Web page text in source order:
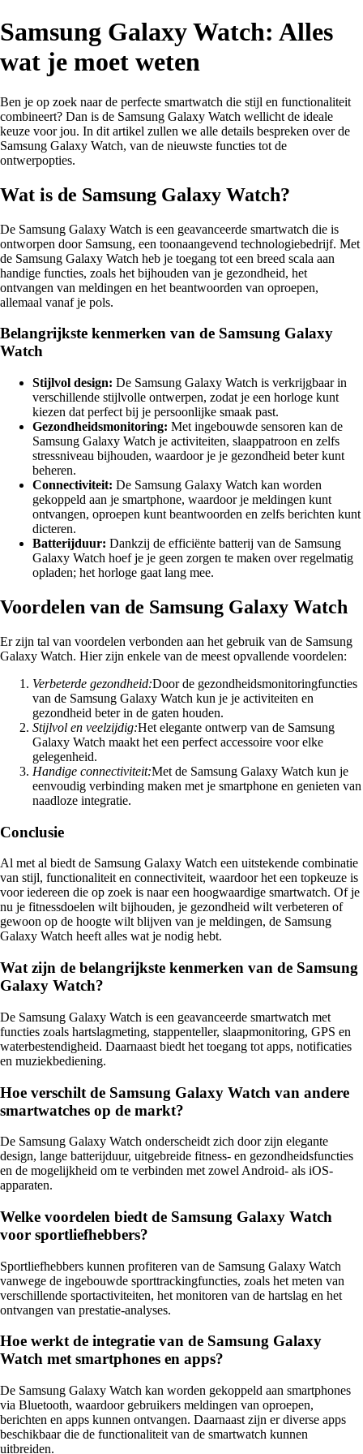
Samsung Galaxy Watch: Alles
wat je moet weten
Ben je op zoek naar de perfecte smartwatch die stijl en functionaliteit
combineert? Dan is de Samsung Galaxy Watch wellicht de ideale
keuze voor jou. In dit artikel zullen we alle details bespreken over de
Samsung Galaxy Watch, van de nieuwste functies tot de
ontwerpopties.
Wat is de Samsung Galaxy Watch?
De Samsung Galaxy Watch is een geavanceerde smartwatch die is
ontworpen door Samsung, een toonaangevend technologiebedrijf. Met
de Samsung Galaxy Watch heb je toegang tot een breed scala aan
handige functies, zoals het bijhouden van je gezondheid, het
ontvangen van meldingen en het beantwoorden van oproepen,
allemaal vanaf je pols.
Belangrijkste kenmerken van de Samsung Galaxy
Watch
Stijlvol design: De Samsung Galaxy Watch is verkrijgbaar in
verschillende stijlvolle ontwerpen, zodat je een horloge kunt
kiezen dat perfect bij je persoonlijke smaak past.
Gezondheidsmonitoring: Met ingebouwde sensoren kan de
Samsung Galaxy Watch je activiteiten, slaappatroon en zelfs
stressniveau bijhouden, waardoor je je gezondheid beter kunt
beheren.
Connectiviteit: De Samsung Galaxy Watch kan worden
gekoppeld aan je smartphone, waardoor je meldingen kunt
ontvangen, oproepen kunt beantwoorden en zelfs berichten kunt
dicteren.
Batterijduur: Dankzij de efficiënte batterij van de Samsung
Galaxy Watch hoef je je geen zorgen te maken over regelmatig
opladen; het horloge gaat lang mee.
Voordelen van de Samsung Galaxy Watch
Er zijn tal van voordelen verbonden aan het gebruik van de Samsung
Galaxy Watch. Hier zijn enkele van de meest opvallende voordelen:
Verbeterde gezondheid:Door de gezondheidsmonitoringfuncties
van de Samsung Galaxy Watch kun je je activiteiten en
gezondheid beter in de gaten houden.
Stijlvol en veelzijdig:Het elegante ontwerp van de Samsung
Galaxy Watch maakt het een perfect accessoire voor elke
gelegenheid.
Handige connectiviteit:Met de Samsung Galaxy Watch kun je
eenvoudig verbinding maken met je smartphone en genieten van
naadloze integratie.
Conclusie
Al met al biedt de Samsung Galaxy Watch een uitstekende combinatie
van stijl, functionaliteit en connectiviteit, waardoor het een topkeuze is
voor iedereen die op zoek is naar een hoogwaardige smartwatch. Of je
nu je fitnessdoelen wilt bijhouden, je gezondheid wilt verbeteren of
gewoon op de hoogte wilt blijven van je meldingen, de Samsung
Galaxy Watch heeft alles wat je nodig hebt.
Wat zijn de belangrijkste kenmerken van de Samsung
Galaxy Watch?
De Samsung Galaxy Watch is een geavanceerde smartwatch met
functies zoals hartslagmeting, stappenteller, slaapmonitoring, GPS en
waterbestendigheid. Daarnaast biedt het toegang tot apps, notificaties
en muziekbediening.
Hoe verschilt de Samsung Galaxy Watch van andere
smartwatches op de markt?
De Samsung Galaxy Watch onderscheidt zich door zijn elegante
design, lange batterijduur, uitgebreide fitness- en gezondheidsfuncties
en de mogelijkheid om te verbinden met zowel Android- als iOS-
apparaten.
Welke voordelen biedt de Samsung Galaxy Watch
voor sportliefhebbers?
Sportliefhebbers kunnen profiteren van de Samsung Galaxy Watch
vanwege de ingebouwde sporttrackingfuncties, zoals het meten van
verschillende sportactiviteiten, het monitoren van de hartslag en het
ontvangen van prestatie-analyses.
Hoe werkt de integratie van de Samsung Galaxy
Watch met smartphones en apps?
De Samsung Galaxy Watch kan worden gekoppeld aan smartphones
via Bluetooth, waardoor gebruikers meldingen van oproepen,
berichten en apps kunnen ontvangen. Daarnaast zijn er diverse apps
beschikbaar die de functionaliteit van de smartwatch kunnen
uitbreiden.